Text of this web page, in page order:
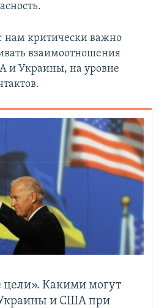
нам критически важно
взаимоотношения
Украины, на уровне
цели». Какими могут
и США при